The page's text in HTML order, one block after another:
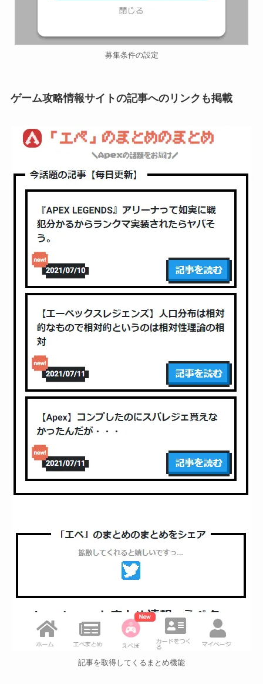
募集条件の設定
ゲーム攻略情報サイトの記事へのリンクも掲載
記事を取得してくるまとめ機能